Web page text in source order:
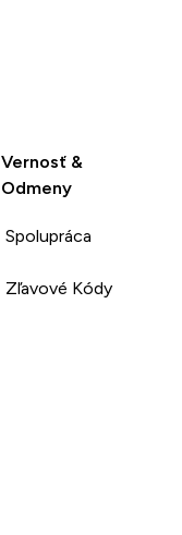
Vernosť &
Odmeny
Spolupráca
Zľavové Kódy